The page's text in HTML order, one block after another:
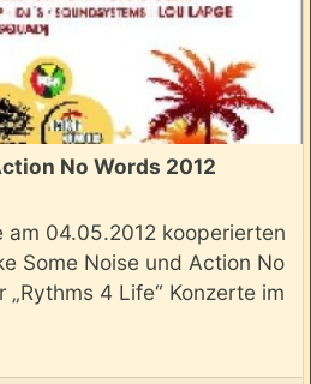
No Words 2012
am 04.05.2012 kooperierten
Some Noise und Action No
„Rythms 4 Life“ Konzerte im